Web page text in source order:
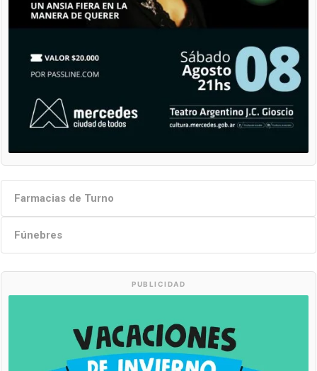
Farmacias de Turno
Fúnebres
PUBLICIDAD